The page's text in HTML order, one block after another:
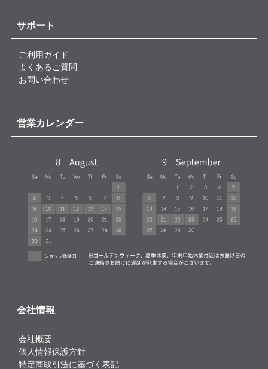
サポート
ご利用ガイド
よくあるご質問
お問い合わせ
営業カレンダー
会社情報
会社概要
個人情報保護方針
特定商取引法に基づく表記